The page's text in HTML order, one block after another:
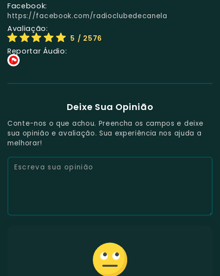
Facebook:
https://facebook.com/radioclubedecanela
Avaliação:
5 / 2576
Reportar Áudio:
Deixe Sua Opinião
Conte-nos o que achou. Preencha os campos e deixe
sua opinião e avaliação. Sua experiência nos ajuda a
melhorar!